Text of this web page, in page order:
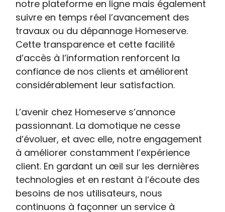
notre plateforme en ligne mais également
suivre en temps réel l’avancement des
travaux ou du dépannage Homeserve.
Cette transparence et cette facilité
d’accès à l’information renforcent la
confiance de nos clients et améliorent
considérablement leur satisfaction.
L’avenir chez Homeserve s’annonce
passionnant. La domotique ne cesse
d’évoluer, et avec elle, notre engagement
à améliorer constamment l’expérience
client. En gardant un œil sur les dernières
technologies et en restant à l’écoute des
besoins de nos utilisateurs, nous
continuons à façonner un service à